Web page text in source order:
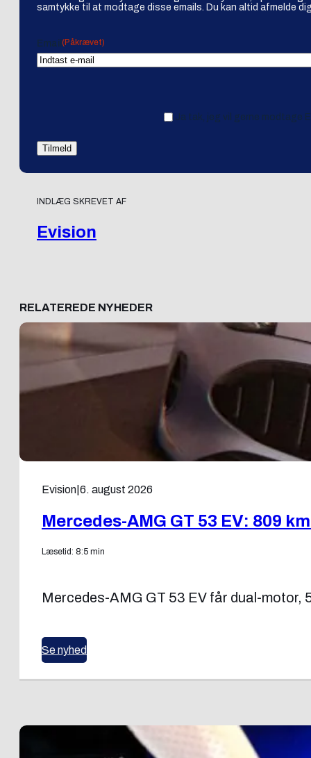
samtykke til at modtage disse emails. Du kan altid afmelde
Email (Påkrævet)
Ja tak, jeg vil gerne modtage
INDLÆG SKREVET AF
Evision
RELATEREDE NYHEDER
Evision 6. august 2026
Mercedes-AMG GT 53 EV: 809
Læsetid: 8:5 min
Mercedes-AMG GT 53 EV får dual-motor,
Se nyhed